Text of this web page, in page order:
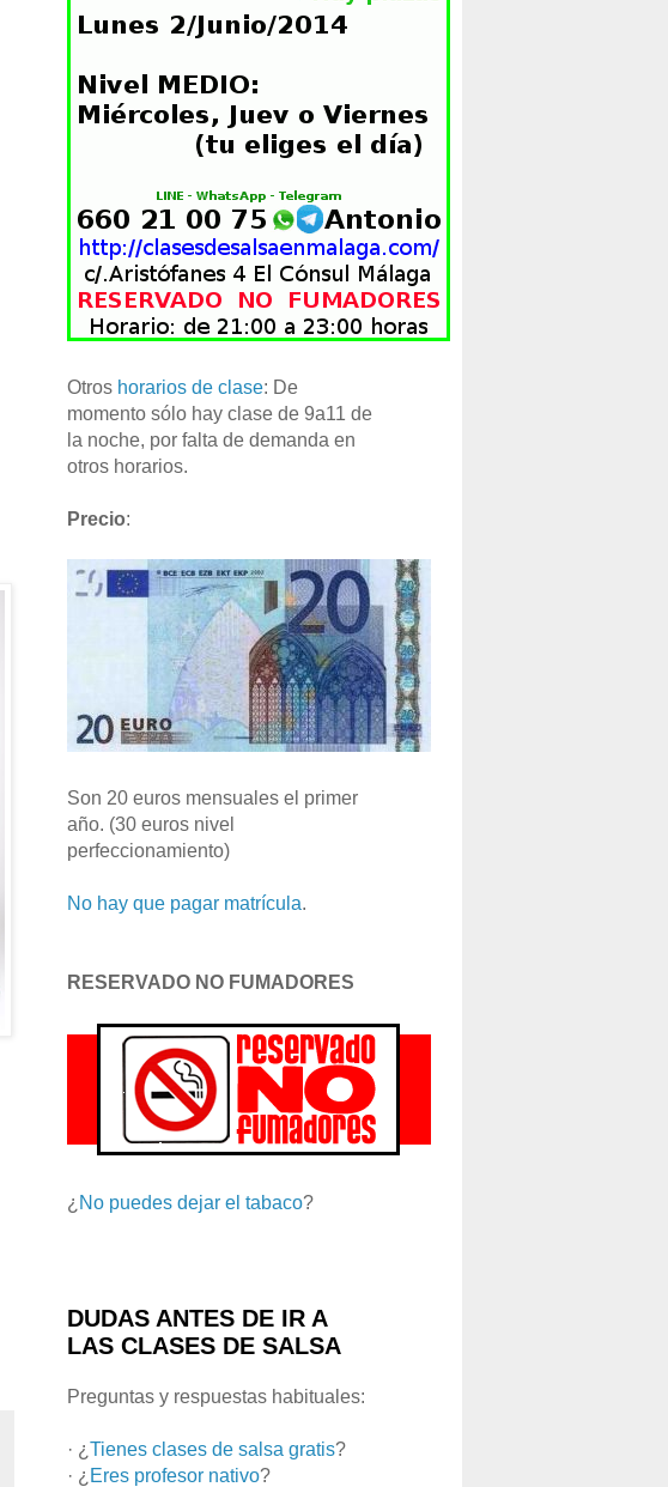
Otros horarios de clase: De
momento sólo hay clase de 9a11 de
la noche, por falta de demanda en
otros horarios.
Precio:
Son 20 euros mensuales el primer
año. (30 euros nivel
perfeccionamiento)
No hay que pagar matrícula.
RESERVADO NO FUMADORES
¿ No puedes dejar el tabaco?
DUDAS ANTES DE IR A
LAS CLASES DE SALSA
Preguntas y respuestas habituales:
· ¿ Tienes clases de salsa gratis?
· ¿ Eres profesor nativo?